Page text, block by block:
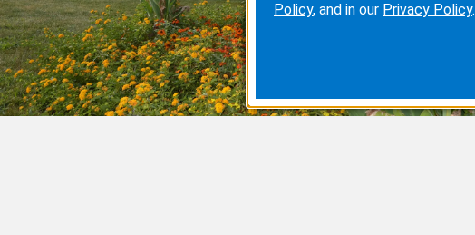
Policy, and in our Privacy Policy.